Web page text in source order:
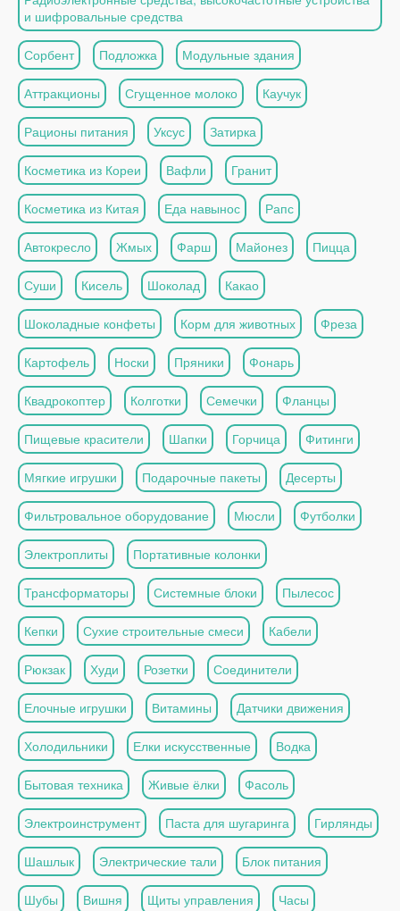
и шифровальные средства
Сорбент Подложка Модульные здания
Аттракционы Сгущенное молоко Каучук
Рационы питания Уксус Затирка
Косметика из Кореи Вафли Гранит
Косметика из Китая Еда навынос Рапс
Автокресло Жмых Фарш Майонез Пицца
Суши Кисель Шоколад Какао
Шоколадные конфеты Корм для животных Фреза
Картофель Носки Пряники Фонарь
Квадрокоптер Колготки Семечки Фланцы
Пищевые красители Шапки Горчица Фитинги
Мягкие игрушки Подарочные пакеты Десерты
Фильтровальное оборудование Мюсли Футболки
Электроплиты Портативные колонки
Трансформаторы Системные блоки Пылесос
Кепки Сухие строительные смеси Кабели
Рюкзак Худи Розетки Соединители
Елочные игрушки Витамины Датчики движения
Холодильники Елки искусственные Водка
Бытовая техника Живые ёлки Фасоль
Электроинструмент Паста для шугаринга Гирлянды
Шашлык Электрические тали Блок питания
Шубы Вишня Щиты управления Часы